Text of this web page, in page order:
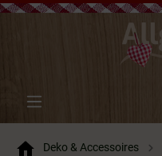
Deko & Accessoires